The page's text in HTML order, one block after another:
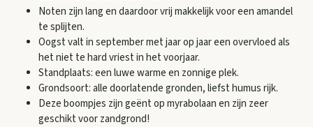
Noten zijn lang en daardoor vrij makkelijk voor een amandel
te splijten.
Oogst valt in september met jaar op jaar een overvloed als
het niet te hard vriest in het voorjaar.
Standplaats: een luwe warme en zonnige plek.
Grondsoort: alle doorlatende gronden, liefst humus rijk.
Deze boompjes zijn geënt op myrabolaan en zijn zeer
geschikt voor zandgrond!